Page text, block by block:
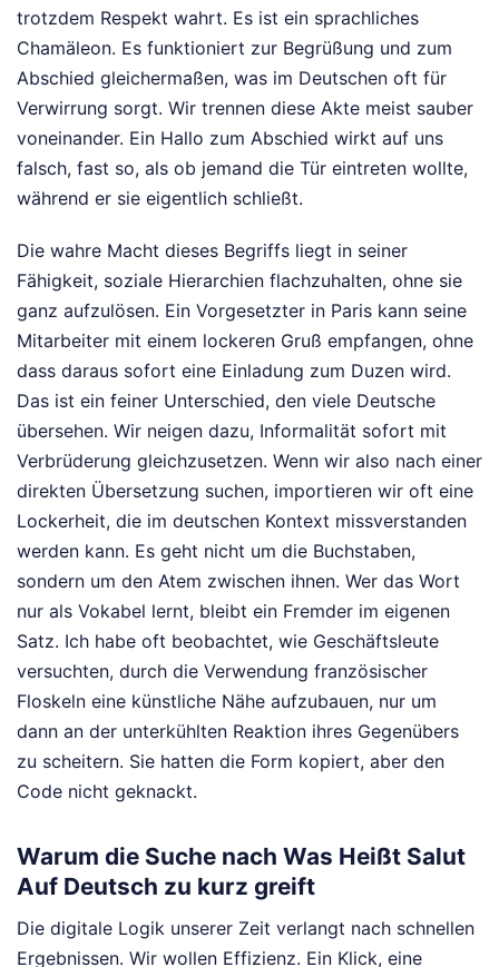
trotzdem Respekt wahrt. Es ist ein sprachliches
Chamäleon. Es funktioniert zur Begrüßung und zum
Abschied gleichermaßen, was im Deutschen oft für
Verwirrung sorgt. Wir trennen diese Akte meist sauber
voneinander. Ein Hallo zum Abschied wirkt auf uns
falsch, fast so, als ob jemand die Tür eintreten wollte,
während er sie eigentlich schließt.
Die wahre Macht dieses Begriffs liegt in seiner
Fähigkeit, soziale Hierarchien flachzuhalten, ohne sie
ganz aufzulösen. Ein Vorgesetzter in Paris kann seine
Mitarbeiter mit einem lockeren Gruß empfangen, ohne
dass daraus sofort eine Einladung zum Duzen wird.
Das ist ein feiner Unterschied, den viele Deutsche
übersehen. Wir neigen dazu, Informalität sofort mit
Verbrüderung gleichzusetzen. Wenn wir also nach einer
direkten Übersetzung suchen, importieren wir oft eine
Lockerheit, die im deutschen Kontext missverstanden
werden kann. Es geht nicht um die Buchstaben,
sondern um den Atem zwischen ihnen. Wer das Wort
nur als Vokabel lernt, bleibt ein Fremder im eigenen
Satz. Ich habe oft beobachtet, wie Geschäftsleute
versuchten, durch die Verwendung französischer
Floskeln eine künstliche Nähe aufzubauen, nur um
dann an der unterkühlten Reaktion ihres Gegenübers
zu scheitern. Sie hatten die Form kopiert, aber den
Code nicht geknackt.
Warum die Suche nach Was Heißt Salut
Auf Deutsch zu kurz greift
Die digitale Logik unserer Zeit verlangt nach schnellen
Ergebnissen. Wir wollen Effizienz. Ein Klick, eine